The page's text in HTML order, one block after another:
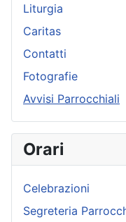
Liturgia
Caritas
Contatti
Fotografie
Avvisi Parrocchiali
Orari
Celebrazioni
Segreteria